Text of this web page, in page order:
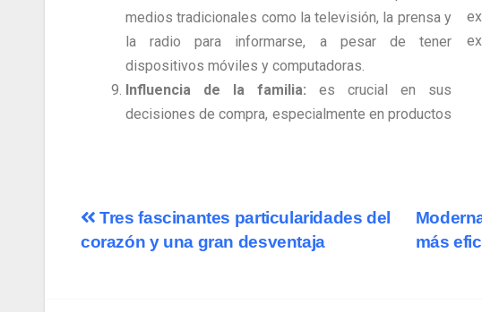
medios tradicionales como la televisión, la prensa y
la radio para informarse, a pesar de tener
dispositivos móviles y computadoras.
Influencia de la familia: es crucial en sus
decisiones de compra, especialmente en productos
más
Tres fascinantes particularidades del
corazón y una gran desventaja